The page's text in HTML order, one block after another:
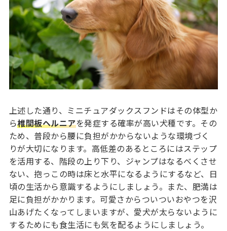
上述した通り、ミニチュアダックスフンドはその体型か
ら椎間板ヘルニアを発症する確率が高い犬種です。その
ため、普段から腰に負担がかからないような環境づく
りが大切になります。高低差のあるところにはステップ
を活用する、階段の上り下り、ジャンプはなるべくさせ
ない、抱っこの時は床と水平になるようにするなど、日
頃の生活から意識するようにしましょう。また、肥満は
足に負担がかかります。可愛さからついついおやつを沢
山あげたくなってしまいますが、愛犬が太らないように
するためにも食生活にも気を配るようにしましょう。